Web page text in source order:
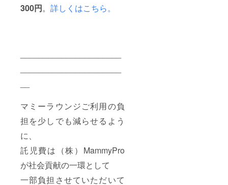
300円。 詳しくはこちら。
マミーラウンジご利用の負
担を少しでも減らせるよう
に、
託児費は（株）MammyPro
が社会貢献の一環として
一部負担させていただいて